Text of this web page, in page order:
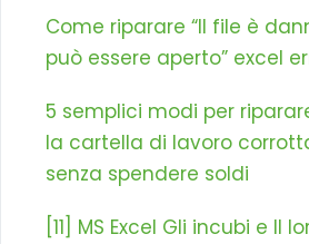
Come riparare “Il file è
può essere aperto” excel
5 semplici modi per
la cartella di lavoro
senza spendere soldi
[11] MS Excel Gli incubi e Il